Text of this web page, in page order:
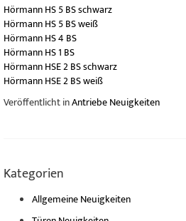
Hörmann HS 5 BS schwarz
Hörmann HS 5 BS weiß
Hörmann HS 4 BS
Hörmann HS 1 BS
Hörmann HSE 2 BS schwarz
Hörmann HSE 2 BS weiß
Veröffentlicht inAntriebe Neuigkeiten
Kategorien
Allgemeine Neuigkeiten